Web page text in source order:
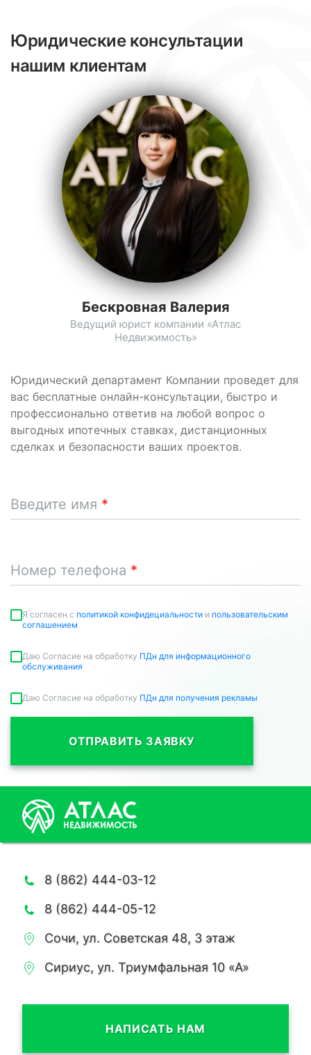
Юридические консультации
нашим клиентам
Юридический департамент Компании проведет для
вас бесплатные онлайн-консультации, быстро и
профессионально ответив на любой вопрос о
выгодных ипотечных ставках, дистанционных
сделках и безопасности ваших проектов.
Введите имя
Номер телефона
Я согласен c политикой конфидециальности и пользовательским
соглашением
Даю Согласие на обработку ПДн для информационного
обслуживания
Даю Согласие на обработку ПДн для получения рекламы
ОТПРАВИТЬ ЗАЯВКУ
Бескровная Валерия
Ведущий юрист компании «Атлас
Недвижимость»
8 (862) 444-03-12
8 (862) 444-05-12
Сочи, ул. Советская 48, 3 этаж
Сириус, ул. Триумфальная 10 «А»
НАПИСАТЬ НАМ